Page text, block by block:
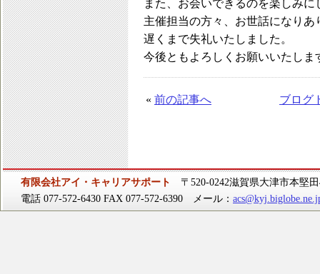
また、お会いできるのを楽しみに
主催担当の方々、お世話になり
遅くまで失礼いたしました。
今後ともよろしくお願いいたしま
« 前の記事へ ブログ
有限会社アイ・キャリアサポート
〒520-0242滋賀県大津市本堅
電話 077-572-6430 FAX 077-572-6390 メール：